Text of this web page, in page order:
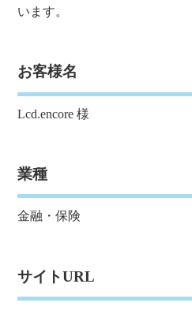
います。
お客様名
Lcd.encore 様
業種
金融・保険
サイトURL